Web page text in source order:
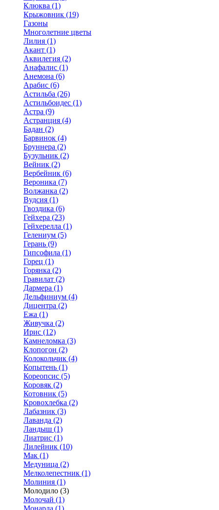
Клюква (1)
Крыжовник (19)
Газоны
Многолетние цветы
Лилия (1)
Акант (1)
Аквилегия (2)
Анафалис (1)
Анемона (6)
Арабис (6)
Астильба (26)
Астильбоидес (1)
Астра (9)
Астранция (4)
Бадан (2)
Барвинок (4)
Бруннера (2)
Бузульник (2)
Вейник (2)
Вербейник (6)
Вероника (7)
Волжанка (2)
Вудсия (1)
Гвоздика (6)
Гейхера (23)
Гейхерелла (1)
Гелениум (5)
Герань (9)
Гипсофила (1)
Горец (1)
Горянка (2)
Гравилат (2)
Дармера (1)
Дельфиниум (4)
Дицентра (2)
Ежа (1)
Живучка (2)
Ирис (12)
Камнеломка (3)
Клопогон (2)
Колокольчик (4)
Копытень (1)
Кореопсис (5)
Коровяк (2)
Котовник (5)
Кровохлебка (2)
Лабазник (3)
Лаванда (2)
Ландыш (1)
Лиатрис (1)
Лилейник (10)
Мак (1)
Медуница (2)
Мелколепестник (1)
Молиния (1)
Молодило (3)
Молочай (1)
Монарда (1)